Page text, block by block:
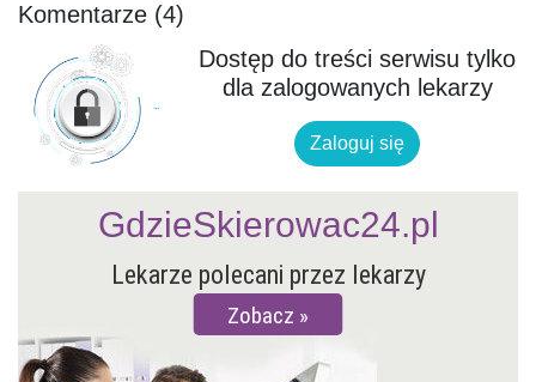
Komentarze (4)
Dostęp do treści serwisu tylko
dla zalogowanych lekarzy
Zaloguj się
Lekarze polecani przez lekarzy
Zobacz
GdzieSkierowac24.pl